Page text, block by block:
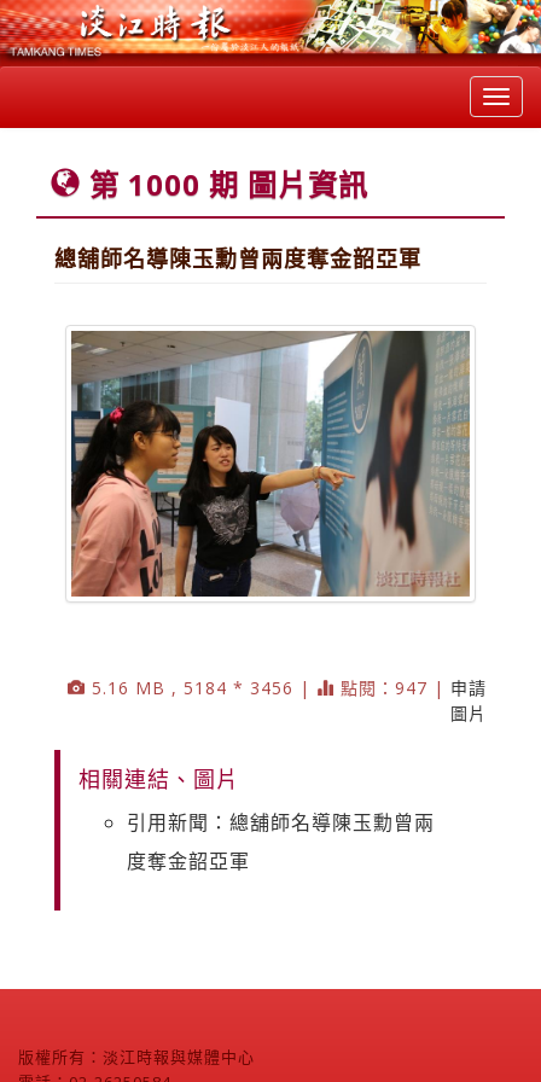
第 1000 期 圖片資訊
總舖師名導陳玉勳曾兩度奪金韶亞軍
5.16 MB , 5184 * 3456 | 點閱：947 | 申請
圖片
相關連結、圖片
引用新聞：總舖師名導陳玉勳曾兩
度奪金韶亞軍
版權所有：淡江時報與媒體中心